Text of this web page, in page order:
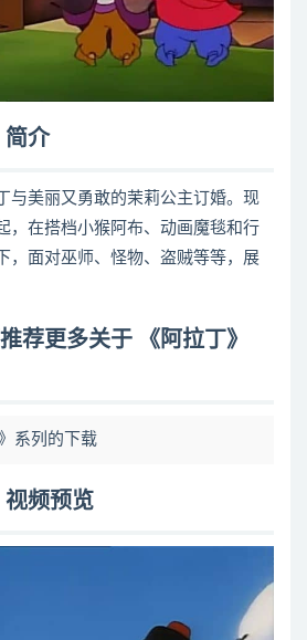
简介
与美丽又勇敢的茉莉公主订婚。现
，在搭档小猴阿布、动画魔毯和行
，面对巫师、怪物、盗贼等等，展
荐更多关于 《阿拉丁》
系列的下载
视频预览